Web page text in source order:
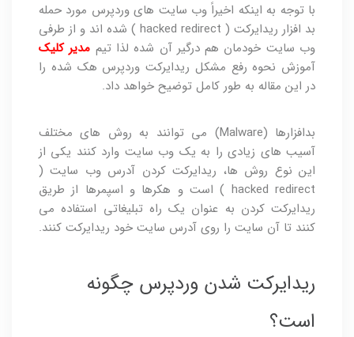
با توجه به اینکه اخیراً وب سایت های وردپرس مورد حمله
بد افزار ریدایرکت ( hacked redirect ) شده اند و از طرفی
وب سایت خودمان هم درگیر آن شده لذا تیم مدیر کلیک
آموزش نحوه رفع مشکل ریدایرکت وردپرس هک شده را
در این مقاله به طور کامل توضیح خواهد داد.
بدافزارها (Malware) می توانند به روش های مختلف
آسیب های زیادی را به یک وب سایت وارد کنند یکی از
این نوع روش ها، ریدایرکت کردن آدرس وب سایت (
hacked redirect ) است و هکرها و اسپمرها از طریق
ریدایرکت کردن به عنوان یک راه تبلیغاتی استفاده می
کنند تا آن سایت را روی آدرس سایت خود ریدایرکت کنند.
ریدایرکت شدن وردپرس چگونه
است؟